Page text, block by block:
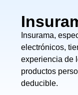
Insurama,
electrónicos,
experiencia de
productos
deducible.